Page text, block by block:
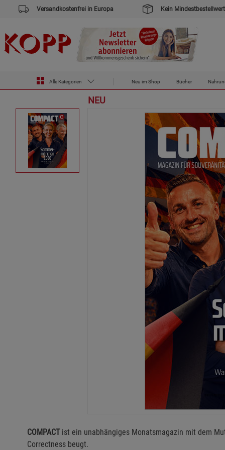
Versandkostenfrei in Europa Kein Mindestbestellwert
Alle Kategorien Neu im Shop Bücher
Zur Startseite des Kopp Verlag Online-Shop
Zeitschriften COMPACT-Magazin Ausgabe Juli 2026
NEU
COMPACTist ein unabhängiges Monatsmagazin mit dem
Correctness beugt.